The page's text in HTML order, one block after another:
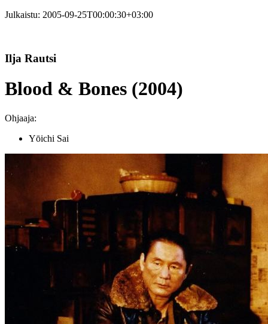
Julkaistu: 2005-09-25T00:00:30+03:00
Ilja Rautsi
Blood & Bones (2004)
Ohjaaja:
Yōichi Sai